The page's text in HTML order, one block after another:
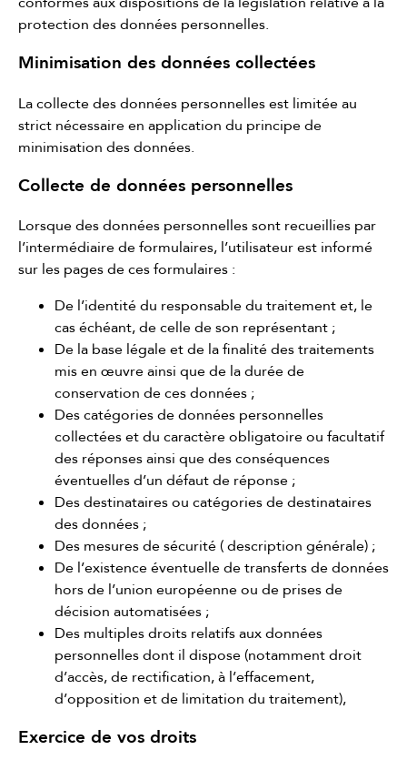
protection des données personnelles.
Minimisation des données collectées
La collecte des données personnelles est limitée au
strict nécessaire en application du principe de
minimisation des données.
Collecte de données personnelles
Lorsque des données personnelles sont recueillies par
l’intermédiaire de formulaires, l’utilisateur est informé
sur les pages de ces formulaires :
De l’identité du responsable du traitement et, le
cas échéant, de celle de son représentant ;
De la base légale et de la finalité des traitements
mis en œuvre ainsi que de la durée de
conservation de ces données ;
Des catégories de données personnelles
collectées et du caractère obligatoire ou facultatif
des réponses ainsi que des conséquences
éventuelles d’un défaut de réponse ;
Des destinataires ou catégories de destinataires
des données ;
Des mesures de sécurité ( description générale) ;
De l’existence éventuelle de transferts de données
hors de l’union européenne ou de prises de
décision automatisées ;
Des multiples droits relatifs aux données
personnelles dont il dispose (notamment droit
d’accès, de rectification, à l’effacement,
d’opposition et de limitation du traitement),
Exercice de vos droits